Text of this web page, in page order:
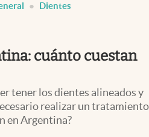
Dientes
cuánto cuestan
tener los dientes alineados y
realizar un tratamiento
en Argentina?